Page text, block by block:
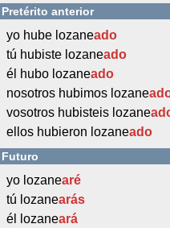
Pretérito anterior
yo hube lozaneado
tú hubiste lozaneado
él hubo lozaneado
nosotros hubimos lozane
vosotros hubisteis lozane
ellos hubieron lozaneado
Futuro
yo lozanearé
tú lozanearás
él lozaneará